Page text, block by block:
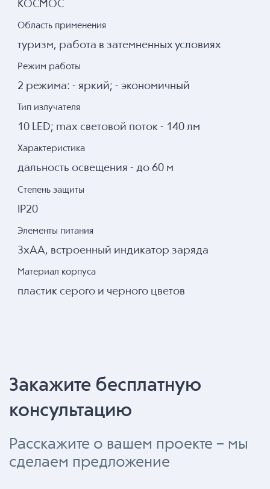
КОСМОС
Область применения
туризм, работа в затемненных условиях
Режим работы
2 режима: - яркий; - экономичный
Тип излучателя
10 LED; max световой поток - 140 лм
Характеристика
дальность освещения - до 60 м
Степень защиты
IP20
Элементы питания
3xAA, встроенный индикатор заряда
Материал корпуса
пластик серого и черного цветов
Закажите бесплатную
консультацию
Расскажите о вашем проекте – мы
сделаем предложение